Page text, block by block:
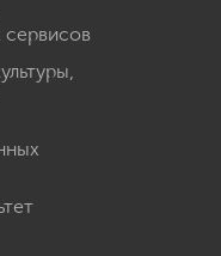
сервисов